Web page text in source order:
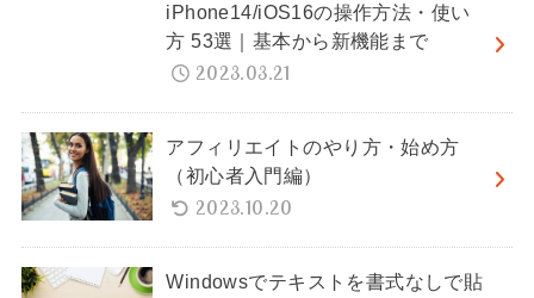
iPhone14/iOS16の操作方法・使い
方 53選｜基本から新機能まで
2023.03.21
アフィリエイトのやり方・始め方
（初心者入門編）
2023.10.20
Windowsでテキストを書式なしで貼